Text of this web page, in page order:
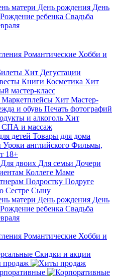
матери День рождения День
Рождение ребенка Свадьба
Романтические Хобби и
Хит Дегустации
Книги Косметика Хит
мастер-класс
Маркетплейсы Хит Мастер-
и обувь Печать фотографий
и алкоголь Хит
СПА и массаж
детей Товары для дома
Уроки английского Фильмы,
18+
Для двоих Для семьи Дочери
Коллеге Маме
Подростку Подруге
Сестре Сыну
матери День рождения День
Рождение ребенка Свадьба
Романтические Хобби и
Скидки и акции
продаж